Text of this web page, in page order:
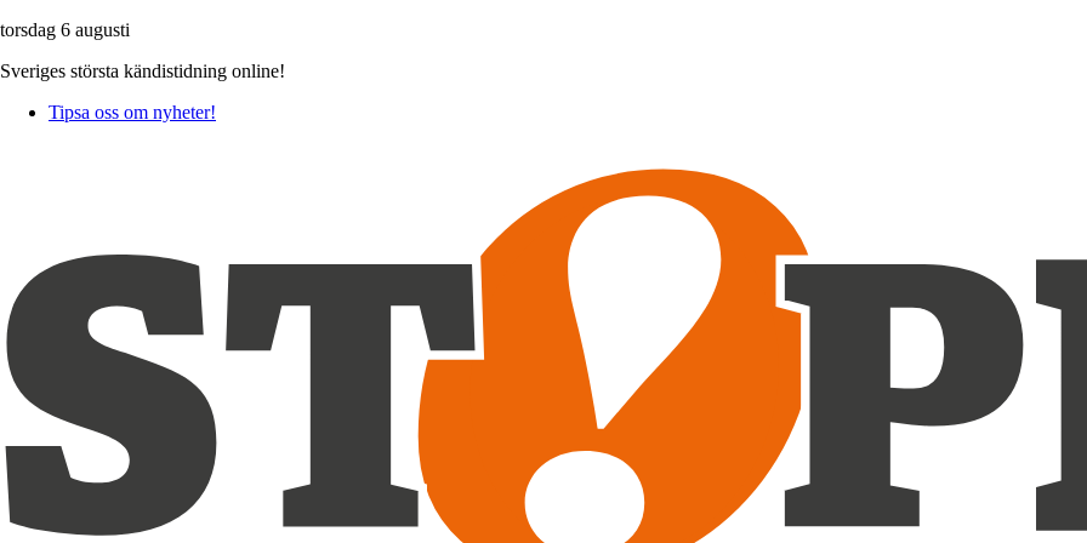
torsdag 6 augusti
Sveriges största kändistidning online!
Tipsa oss om nyheter!